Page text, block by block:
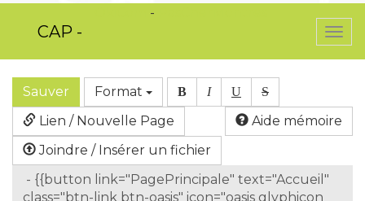
CAP -
-
Sauver Format B I U S
Lien / Nouvelle Page
Aide mémoire
Joindre / Insérer un fichier